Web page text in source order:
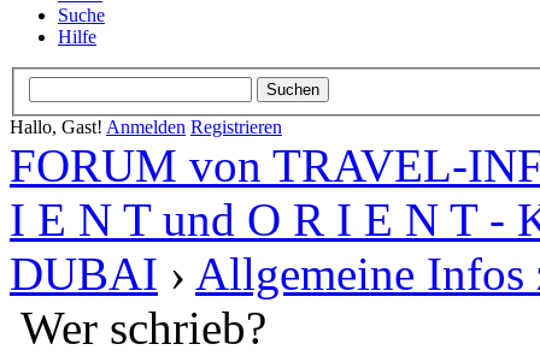
Suche
Hilfe
Hallo, Gast! Anmelden Registrieren
FORUM von TRAVEL-
I E N T und O R I E N T -
DUBAI › Allgemeine
Wer schrieb?